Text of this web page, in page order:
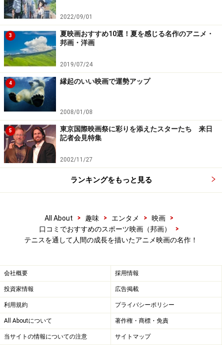
2022/09/01
3
夏映画おすすめ10選！夏を感じる名作のアニメ・
邦画・洋画
2019/07/24
4 縁起のいい映画で運勢アップ
2008/01/08
5
東京国際映画祭に彩りを添えたスターたち 来日
記者会見特集
2002/11/27
ランキングをもっと見る
All About > 趣味 > エンタメ > 映画
>
口コミでおすすめのスポーツ映画（邦画）
>
テニスを通して人間の成長を描いたアニメ映画の名作！
会社概要 採用情報
投資家情報 広告掲載
利用規約 プライバシーポリシー
All Aboutについて 著作権・商標・免責
当サイトの情報についての注意 サイトマップ